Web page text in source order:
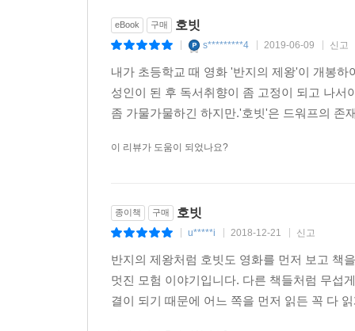
eBook 구매 호빗
s*********4 2019-06-09 신고
내가 초등학교 때 영화 '반지의 제왕'이 개봉
성인이 된 후 독서취향이 좀 고정이 되고 나
좀 가물가물하긴 하지만.'호빗'은 드워프의 존
이 리뷰가 도움이 되었나요?
종이책 구매 호빗
u*****i 2018-12-21 신고
반지의 제왕처럼 호빗도 영화를 먼저 보고 책
멋진 모험 이야기입니다. 다른 책들처럼 무섭
결이 되기 때문에 어느 쪽을 먼저 읽든 꼭 다